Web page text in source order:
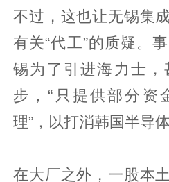
不过，这也让无锡集
有关“代工”的质疑。
锡为了引进海力士
步，“只提供部分资
理”，以打消韩国半导
在大厂之外，一股本